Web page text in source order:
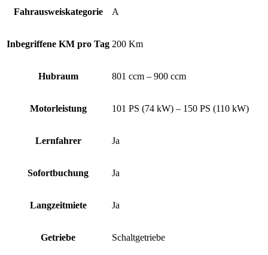
Fahrausweiskategorie A
Inbegriffene KM pro Tag 200 Km
Hubraum 801 ccm – 900 ccm
Motorleistung 101 PS (74 kW) – 150 PS (110 kW)
Lernfahrer Ja
Sofortbuchung Ja
Langzeitmiete Ja
Getriebe Schaltgetriebe